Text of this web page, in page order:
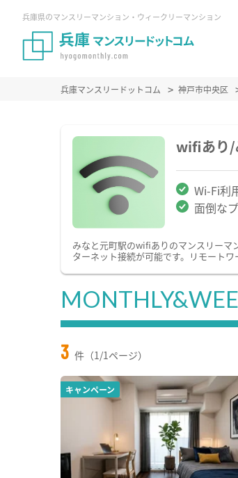
兵庫県のマンスリーマンション・ウィークリーマンション
兵庫マンスリードットコム 神戸市中央区
wifiあり/
Wi-Fi利
面倒な
みなと元町駅のwifiありのマンスリーマ
ターネット接続が可能です。リモート
3 件（1/1ページ）
キャンペーン